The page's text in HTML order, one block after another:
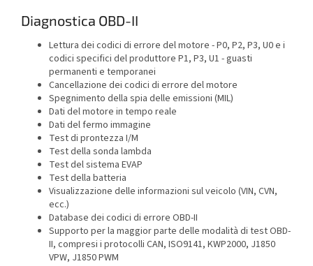
Diagnostica OBD-II
Lettura dei codici di errore del motore - P0, P2, P3, U0 e i
codici specifici del produttore P1, P3, U1 - guasti
permanenti e temporanei
Cancellazione dei codici di errore del motore
Spegnimento della spia delle emissioni (MIL)
Dati del motore in tempo reale
Dati del fermo immagine
Test di prontezza I/M
Test della sonda lambda
Test del sistema EVAP
Test della batteria
Visualizzazione delle informazioni sul veicolo (VIN, CVN,
ecc.)
Database dei codici di errore OBD-II
Supporto per la maggior parte delle modalità di test OBD-
II, compresi i protocolli CAN, ISO9141, KWP2000, J1850
VPW, J1850 PWM